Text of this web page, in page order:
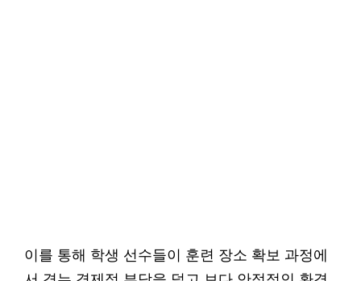
이를 통해 학생 선수들이 훈련 장소 확보 과정에